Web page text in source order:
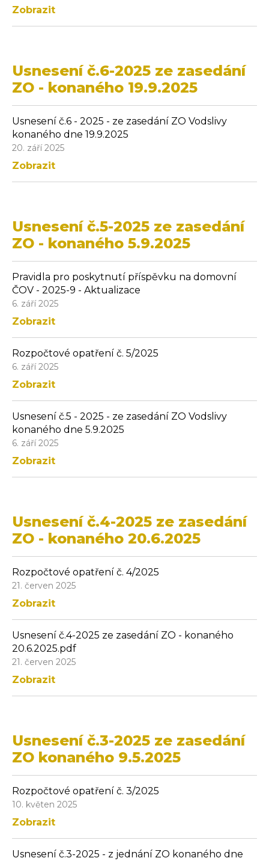
Zobrazit
Usnesení č.6-2025 ze zasedání
ZO - konaného 19.9.2025
Usnesení č.6 - 2025 - ze zasedání ZO Vodslivy
konaného dne 19.9.2025
20. září 2025
Zobrazit
Usnesení č.5-2025 ze zasedání
ZO - konaného 5.9.2025
Pravidla pro poskytnutí příspěvku na domovní
ČOV - 2025-9 - Aktualizace
6. září 2025
Zobrazit
Rozpočtové opatření č. 5/2025
6. září 2025
Zobrazit
Usnesení č.5 - 2025 - ze zasedání ZO Vodslivy
konaného dne 5.9.2025
6. září 2025
Zobrazit
Usnesení č.4-2025 ze zasedání
ZO - konaného 20.6.2025
Rozpočtové opatření č. 4/2025
21. červen 2025
Zobrazit
Usnesení č.4-2025 ze zasedání ZO - konaného
20.6.2025.pdf
21. červen 2025
Zobrazit
Usnesení č.3-2025 ze zasedání
ZO konaného 9.5.2025
Rozpočtové opatření č. 3/2025
10. květen 2025
Zobrazit
Usnesení č.3-2025 - z jednání ZO konaného dne